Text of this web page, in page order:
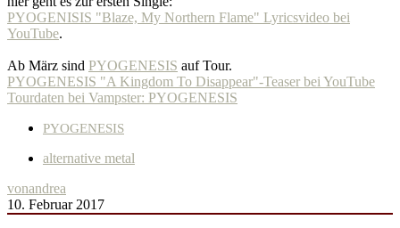
PYOGENISIS "Blaze, My Northern Flame" Lyricsvideo bei
YouTube.
Ab März sind PYOGENESIS auf Tour.
PYOGENESIS "A Kingdom To Disappear"-Teaser bei YouTube
Tourdaten bei Vampster: PYOGENESIS
PYOGENESIS
alternative metal
vonandrea
10. Februar 2017